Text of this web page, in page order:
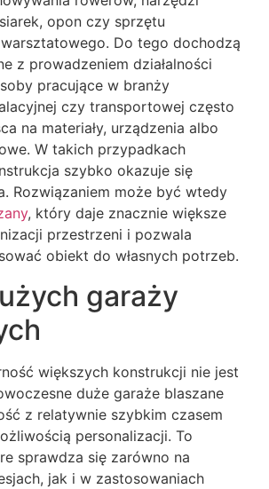
opon czy sprzętu
Do tego dochodzą
z prowadzeniem działalności
pracujące w branży
czy transportowej często
na materiały, urządzenia albo
W takich przypadkach
szybko okazuje się
Rozwiązaniem może być wtedy
, który daje znacznie większe
przestrzeni i pozwala
obiekt do własnych potrzeb.
garaży
większych konstrukcji nie jest
duże garaże blaszane
z relatywnie szybkim czasem
personalizacji. To
sprawdza się zarówno na
jak i w zastosowaniach